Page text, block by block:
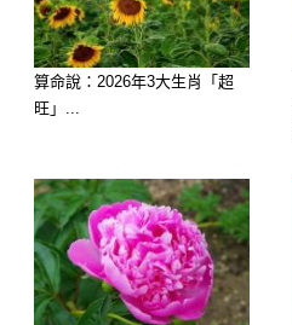
第2名：天蠍座
算命說：2026年3大生肖「超
旺」...